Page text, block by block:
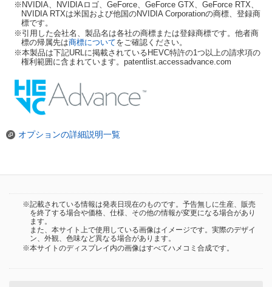
※NVIDIA、NVIDIAロゴ、GeForce、GeForce GTX、GeForce RTX、
NVIDIA RTXは米国および他国のNVIDIA Corporationの商標、登録商
標です。
※引用した会社名、製品名は各社の商標または登録商標です。他者商
標の帰属先は商標についてをご確認ください。
※本製品は下記URLに掲載されているHEVC特許の1つ以上の請求項の
権利範囲に含まれています。patentlist.accessadvance.com
オプションの詳細説明一覧
※記載されている情報は発表日現在のものです。予告無しに生産、販売
を終了する場合や価格、仕様、その他の情報が変更になる場合があり
ます。
また、本サイト上で使用している画像はイメージです。実際のデザイ
ン、外観、色味など異なる場合があります。
※本サイトのディスプレイ内の画像はすべてハメコミ合成です。